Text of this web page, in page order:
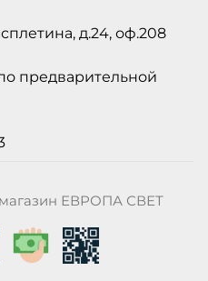
д.24, оф.208
предварительной
ЕВРОПА СВЕТ